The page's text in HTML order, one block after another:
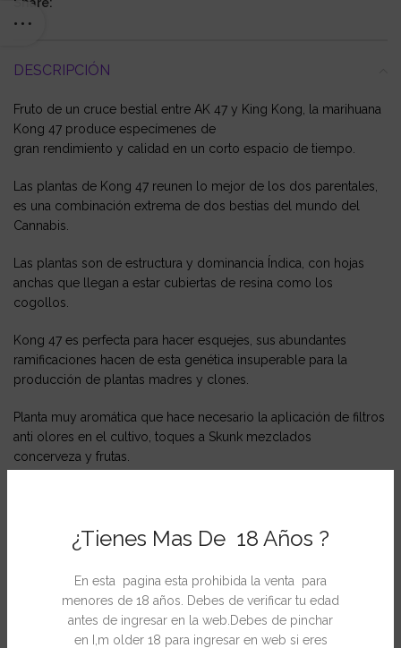
¿Tienes Mas De 18 Años ?
En esta pagina esta prohibida la venta para
menores de 18 años. Debes de verificar tu edad
antes de ingresar en la web.Debes de pinchar
en I,m older 18 para ingresar en web si eres
DESCRIPCIÓN
Fruto de un cruce bestial entre AK 47 y King Kong, la marihuana
Kong 47 produce especímenes de
gran rendimiento y calidad en un corto espacio de tiempo.
Las plantas de Kong 47 reunen lo mejor de los dos parentales,
es una combinación extrema de dos bestias del mundo del
Cannabis.
Las plantas son de estructura y dominancia Índica, con hojas
anchas que llegan a estar cubiertas de resina como los
cogollos.
Kong 47 es perfecta para hacer esquejes, sus abundantes
ramificaciones hacen de esta genética insuperable para la
producción de plantas madres y clones.
Planta muy aromática que hace necesario la aplicación de filtros
anti olores en el cultivo, toques a Skunk mezclados
concerveza y frutas.
semanas de floración.
velocidad, la cual le hace no ser susceptibles a plagas.
Ficha Técnica